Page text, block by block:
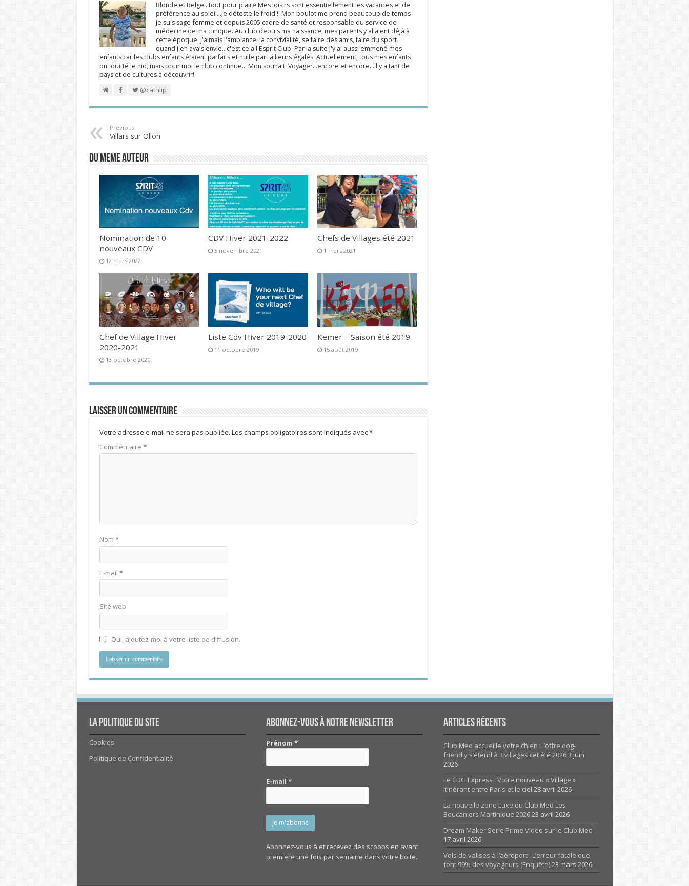
Blonde et Belge...tout pour plaire Mes loisirs sont essentiellement les vacances et de
préférence au soleil...je déteste le froid!!! Mon boulot me prend beaucoup de temps
je suis sage-femme et depuis 2005 cadre de santé et responsable du service de
médecine de ma clinique. Au club depuis ma naissance, mes parents y allaient déjà à
cette époque, J'aimais l'ambiance, la convivialité, se faire des amis, faire du sport
quand j'en avais envie...c'est cela l'Esprit Club. Par la suite j'y ai aussi emmené mes
enfants car les clubs enfants étaient parfaits et nulle part ailleurs égalés. Actuellement, tous mes enfants
ont quitté le nid, mais pour moi le club continue... Mon souhait: Voyager...encore et encore...il y a tant de
pays et de cultures à découvrir!
@cathlip
Previous
Villars sur Ollon
DU MEME AUTEUR
Nomination de 10
nouveaux CDV
12 mars 2022
CDV Hiver 2021-2022
5 novembre 2021
Chefs de Villages été 2021
1 mars 2021
Chef de Village Hiver
2020-2021
13 octobre 2020
Liste Cdv Hiver 2019-2020
11 octobre 2019
Kemer – Saison été 2019
15 août 2019
Laisser un commentaire
Votre adresse e-mail ne sera pas publiée. Les champs obligatoires sont indiqués avec*
Commentaire *
Nom *
E-mail *
Site web
Oui, ajoutez-moi à votre liste de diffusion.
La politique du site
Cookies
Politique de Confidentialité
Abonnez-vous à notre newsletter
Prénom*
E-mail*
Abonnez-vous à et recevez des scoops en avant
premiere une fois par semaine dans votre boite.
Articles Récents
Club Med accueille votre chien : l’offre dog-
friendly s’étend à 3 villages cet été 20263 juin
2026
Le CDG Express : Votre nouveau « Village »
itinérant entre Paris et le ciel 28 avril 2026
La nouvelle zone Luxe du Club Med Les
Boucaniers Martinique 202623 avril 2026
Dream Maker Serie Prime Video sur le Club Med
17 avril 2026
Vols de valises à l’aéroport : L’erreur fatale que
font 99% des voyageurs (Enquête)23 mars 2026